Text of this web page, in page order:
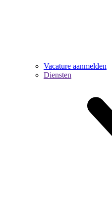
Vacature aanmelden
Diensten